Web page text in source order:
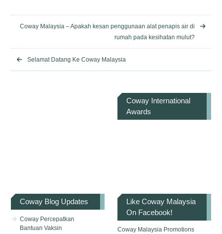
Coway Malaysia – Apakah kesan penggunaan alat penapis air di
rumah pada kesihatan mulut?
Selamat Datang Ke Coway Malaysia
Coway International
Awards
Coway Blog Updates
Coway Percepatkan
Bantuan Vaksin
Like Coway Malaysia
On Facebook!
Coway Malaysia Promotions